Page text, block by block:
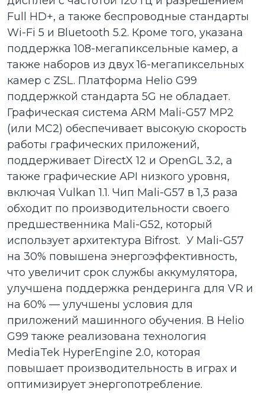
Full HD+, а также беспроводные стандарты
Wi-Fi 5 и Bluetooth 5.2. Кроме того, указана
поддержка 108-мегапиксельные камер, а
также наборов из двух 16-мегапиксельных
камер с ZSL. Платформа Helio G99
поддержкой стандарта 5G не обладает.
Графическая система ARM Mali-G57 MP2
(или MC2) обеспечивает высокую скорость
работы графических приложений,
поддерживает DirectX 12 и OpenGL 3.2, а
также графические API низкого уровня,
включая Vulkan 1.1. Чип Mali-G57 в 1,3 раза
обходит по производительности своего
предшественника Mali-G52, который
использует архитектура Bifrost. У Mali-G57
на 30% повышена энергоэффективность,
что увеличит срок службы аккумулятора,
улучшена поддержка рендеринга для VR и
на 60% — улучшены условия для
приложений машинного обучения. В Helio
G99 также реализована технология
MediaTek HyperEngine 2.0, которая
повышает производительность в играх и
оптимизирует энергопотребление.